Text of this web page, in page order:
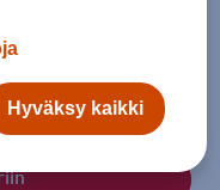
Hyväksy kaikki